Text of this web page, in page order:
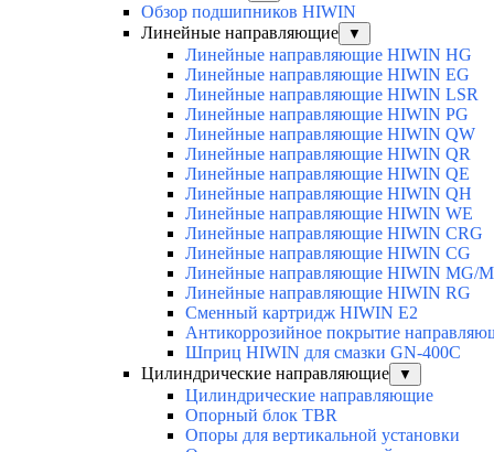
Обзор подшипников HIWIN
Линейные направляющие
▼
Линейные направляющие HIWIN HG
Линейные направляющие HIWIN EG
Линейные направляющие HIWIN LSR
Линейные направляющие HIWIN PG
Линейные направляющие HIWIN QW
Линейные направляющие HIWIN QR
Линейные направляющие HIWIN QE
Линейные направляющие HIWIN QH
Линейные направляющие HIWIN WE
Линейные направляющие HIWIN CRG
Линейные направляющие HIWIN CG
Линейные направляющие HIWIN MG/
Линейные направляющие HIWIN RG
Сменный картридж HIWIN E2
Антикоррозийное покрытие
Шприц HIWIN для смазки GN-400C
Цилиндрические направляющие
▼
Цилиндрические направляющие
Опорный блок TBR
Опоры для вертикальной установки